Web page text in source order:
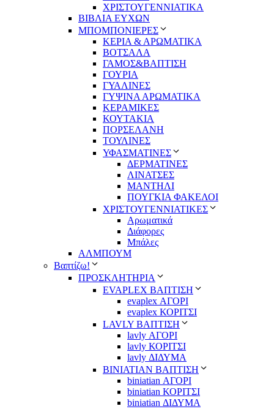
ΧΡΙΣΤΟΥΓΕΝΝΙΑΤΙΚΑ
ΒΙΒΛΙΑ ΕΥΧΩΝ
ΜΠΟΜΠΟΝΙΕΡΕΣ
ΚΕΡΙΑ & ΑΡΩΜΑΤΙΚΑ
ΒΟΤΣΑΛΑ
ΓΑΜΟΣ&ΒΑΠΤΙΣΗ
ΓΟΥΡΙΑ
ΓΥΑΛΙΝΕΣ
ΓΥΨΙΝΑ ΑΡΩΜΑΤΙΚΑ
ΚΕΡΑΜΙΚΕΣ
ΚΟΥΤΑΚΙΑ
ΠΟΡΣΕΛΑΝΗ
ΤΟΥΛΙΝΕΣ
ΥΦΑΣΜΑΤΙΝΕΣ
ΔΕΡΜΑΤΙΝΕΣ
ΛΙΝΑΤΣΕΣ
ΜΑΝΤΗΛΙ
ΠΟΥΓΚΙΑ ΦΑΚΕΛΟΙ
ΧΡΙΣΤΟΥΓΕΝΝΙΑΤΙΚΕΣ
Αρωματικά
Διάφορες
Μπάλες
ΑΛΜΠΟΥΜ
Βαπτίζω!
ΠΡΟΣΚΛΗΤΗΡΙΑ
EVAPLEX ΒΑΠΤΙΣΗ
evaplex ΑΓΟΡΙ
evaplex ΚΟΡΙΤΣΙ
LAVLY ΒΑΠΤΙΣΗ
lavly ΑΓΟΡΙ
lavly ΚΟΡΙΤΣΙ
lavly ΔΙΔΥΜΑ
ΒΙΝΙΑΤΙΑΝ ΒΑΠΤΙΣΗ
biniatian ΑΓΟΡΙ
biniatian ΚΟΡΙΤΣΙ
biniatian ΔΙΔΥΜΑ